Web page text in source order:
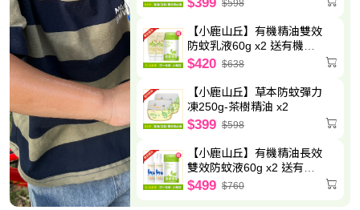
$598
【小鹿山丘】有機精油雙效
防蚊乳液60g x2 送有機精
油驅蚊貼片(6枚/包)-效期至
2027.5.8
$420 $638
【小鹿山丘】草本防蚊彈力
凍250g-茶樹精油 x2
$399 $598
【小鹿山丘】有機精油長效
雙效防蚊液60g x2 送有機
精油驅蚊貼片(6枚/包)-效期
至2027.5.8
$499 $760